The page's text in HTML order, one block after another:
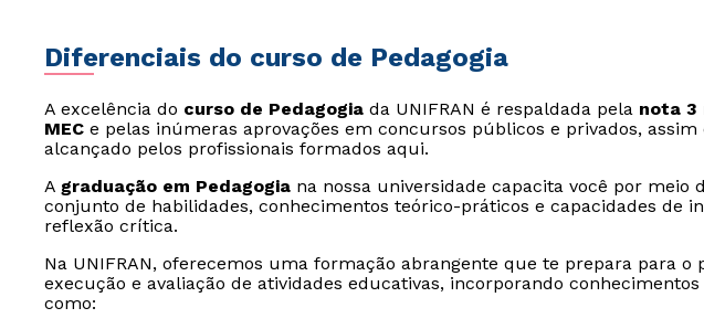
Diferenciais do curso de Pedagogia
A excelência do curso de Pedagogia da UNIFRAN é respaldada pela nota 3
MEC e pelas inúmeras aprovações em concursos públicos e privados, assim
alcançado pelos profissionais formados aqui.
A graduação em Pedagogia na nossa universidade capacita você por meio
conjunto de habilidades, conhecimentos teórico-práticos e capacidades de
reflexão crítica.
Na UNIFRAN, oferecemos uma formação abrangente que te prepara para o
execução e avaliação de atividades educativas, incorporando conhecimentos
como: